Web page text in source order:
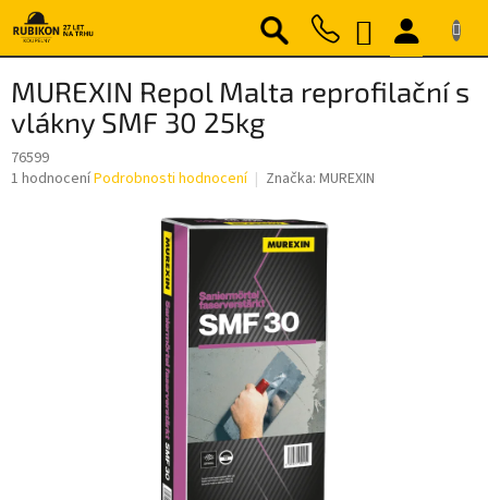
Přejít
na
obsah
NÁKUPNÍ
KOŠÍK
MUREXIN Repol Malta reprofilační s
vlákny SMF 30 25kg
76599
Průměrné
1 hodnoceníPodrobnosti hodnocení Značka: MUREXIN